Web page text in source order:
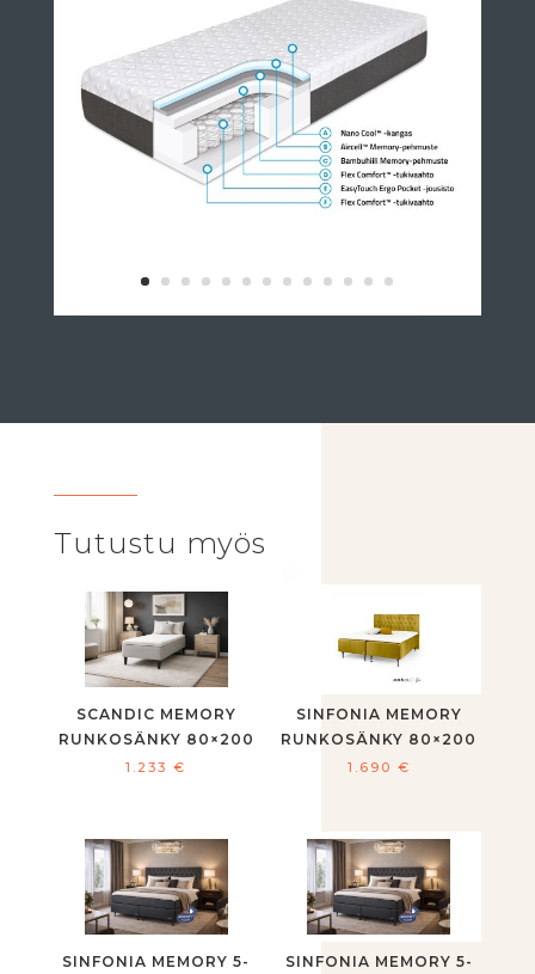
Tutustu myös
SCANDIC MEMORY
RUNKOSÄNKY 80×200
1.233€
SINFONIA MEMORY
RUNKOSÄNKY 80×200
1.690 €
SINFONIA MEMORY 5-
SINFONIA MEMORY 5-